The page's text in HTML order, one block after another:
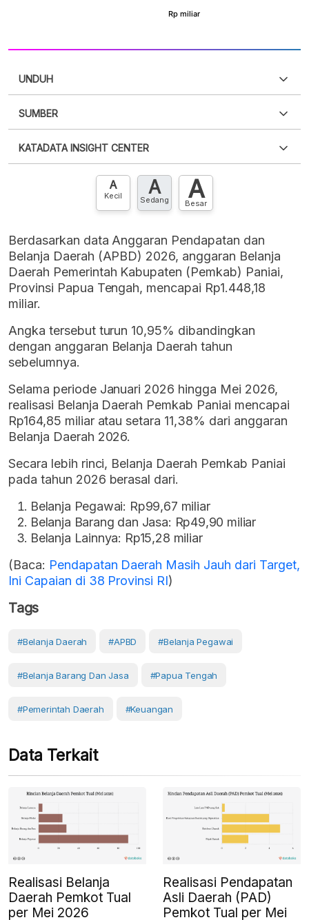
UNDUH
XLS
SUMBER
punya akun?Silakan Daftar sekarang
KATADATA INSIGHT CENTER
Hubungi sekarang »
A
Kecil A
Sedang A
Besar
Berdasarkan data Anggaran Pendapatan dan
Belanja Daerah (APBD) 2026, anggaran Belanja
Daerah Pemerintah Kabupaten (Pemkab) Paniai,
Provinsi Papua Tengah, mencapai Rp1.448,18
miliar.
Angka tersebut turun 10,95% dibandingkan
dengan anggaran Belanja Daerah tahun
sebelumnya.
Selama periode Januari 2026 hingga Mei 2026,
realisasi Belanja Daerah Pemkab Paniai mencapai
Rp164,85 miliar atau setara 11,38% dari anggaran
Belanja Daerah 2026.
Secara lebih rinci, Belanja Daerah Pemkab Paniai
pada tahun 2026 berasal dari.
Belanja Pegawai: Rp99,67 miliar
Belanja Barang dan Jasa: Rp49,90 miliar
Belanja Lainnya: Rp15,28 miliar
(Baca: Pendapatan Daerah Masih Jauh dari Target,
Ini Capaian di 38 Provinsi RI)
Tags
#belanja Daerah #APBD #Belanja Pegawai
#belanja Barang Dan Jasa #Papua Tengah
#Pemerintah Daerah #Keuangan
Data Terkait
Realisasi Belanja
Daerah Pemkot Tual
per Mei 2026
Realisasi Pendapatan
Asli Daerah (PAD)
Pemkot Tual per Mei